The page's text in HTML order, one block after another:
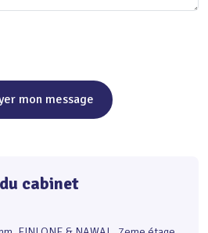
mon message
cabinet